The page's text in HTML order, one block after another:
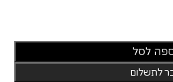
לסל
לתשלום